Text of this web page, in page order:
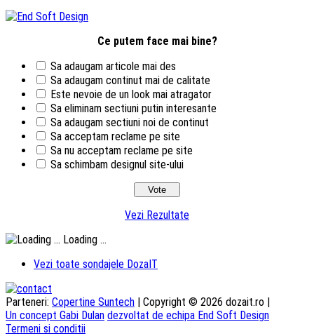
Ce putem face mai bine?
Sa adaugam articole mai des
Sa adaugam continut mai de calitate
Este nevoie de un look mai atragator
Sa eliminam sectiuni putin interesante
Sa adaugam sectiuni noi de continut
Sa acceptam reclame pe site
Sa nu acceptam reclame pe site
Sa schimbam designul site-ului
Vezi Rezultate
Loading ...
Vezi toate sondajele DozaIT
Parteneri: Copertine Suntech | Copyright © 2026 dozait.ro |
Un concept Gabi Dulan dezvoltat de echipa End Soft Design
Termeni si conditii